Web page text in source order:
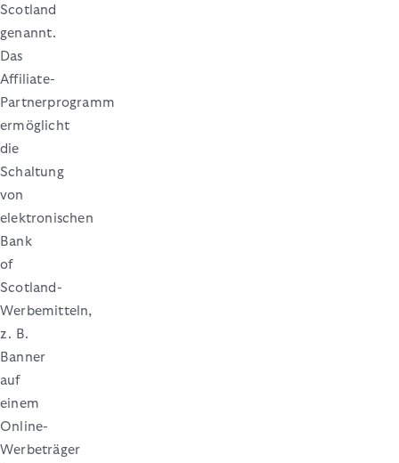
Scotland
genannt.
Das
Affiliate-
Partnerprogramm
ermöglicht
die
Schaltung
von
elektronischen
Bank
of
Scotland-
Werbemitteln,
z. B.
Banner
auf
einem
Online-
Werbeträger